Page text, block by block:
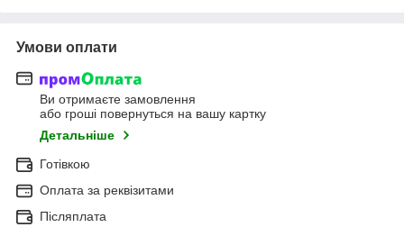
Умови оплати
Ви отримаєте замовлення
або гроші повернуться на вашу картку
Детальніше
Готівкою
Оплата за реквізитами
Післяплата